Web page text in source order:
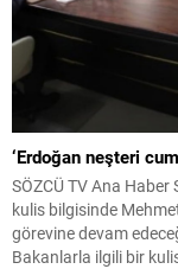
‘Erdoğan neşteri
SÖZCÜ TV Ana
kulis bilgisinde
görevine devam
Bakanlarla ilgili bir